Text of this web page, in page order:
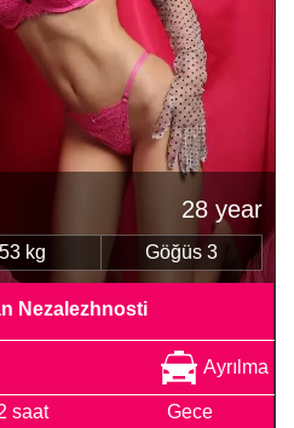
28 year
53 kg Göğüs 3
Nezalezhnosti
Ayrılma
saat
Gece